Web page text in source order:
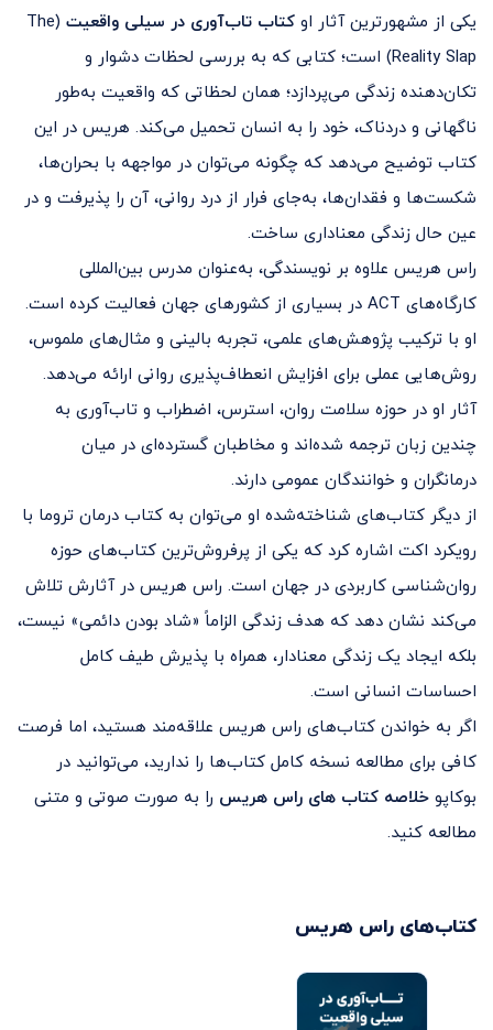
یکی از مشهورترین آثار او کتاب تاب‌آوری در سیلی واقعیت (The
Reality Slap) است؛ کتابی که به بررسی لحظات دشوار و
تکان‌دهنده زندگی می‌پردازد؛ همان لحظاتی که واقعیت به‌طور
ناگهانی و دردناک، خود را به انسان تحمیل می‌کند. هریس در این
کتاب توضیح می‌دهد که چگونه می‌توان در مواجهه با بحران‌ها،
شکست‌ها و فقدان‌ها، به‌جای فرار از درد روانی، آن را پذیرفت و در
عین حال زندگی معناداری ساخت.
راس هریس علاوه بر نویسندگی، به‌عنوان مدرس بین‌المللی
کارگاه‌های ACT در بسیاری از کشورهای جهان فعالیت کرده است.
او با ترکیب پژوهش‌های علمی، تجربه بالینی و مثال‌های ملموس،
روش‌هایی عملی برای افزایش انعطاف‌پذیری روانی ارائه می‌دهد.
آثار او در حوزه سلامت روان، استرس، اضطراب و تاب‌آوری به
چندین زبان ترجمه شده‌اند و مخاطبان گسترده‌ای در میان
درمانگران و خوانندگان عمومی دارند.
از دیگر کتاب‌های شناخته‌شده او می‌توان به کتاب درمان تروما با
رویکرد اکت اشاره کرد که یکی از پرفروش‌ترین کتاب‌های حوزه
روان‌شناسی کاربردی در جهان است. راس هریس در آثارش تلاش
می‌کند نشان دهد که هدف زندگی الزاماً «شاد بودن دائمی» نیست،
بلکه ایجاد یک زندگی معنادار، همراه با پذیرش طیف کامل
احساسات انسانی است.
اگر به خواندن کتاب‌های راس هریس علاقه‌مند هستید، اما فرصت
کافی برای مطالعه نسخه کامل کتاب‌ها را ندارید، می‌توانید در
بوکاپو خلاصه کتاب های راس هریس را به صورت صوتی و متنی
مطالعه کنید.
کتاب‌های راس هریس